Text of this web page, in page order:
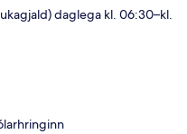
daglega kl. 06:30–kl.